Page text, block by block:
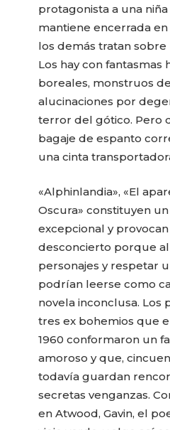
protagonista a una
mantiene encerrada
los demás tratan sobre
Los hay con fantasmas
boreales, monstruos
alucinaciones por
terror del gótico. Pero
bagaje de espanto
una cinta
«Alphinlandia», «El
Oscura» constituyen
excepcional y provocan
desconcierto porque
personajes y respetar
podrían leerse como
novela inconclusa. Los
tres ex bohemios que
1960 conformaron un
amoroso y que,
todavía guardan
secretas venganzas.
en Atwood, Gavin, el